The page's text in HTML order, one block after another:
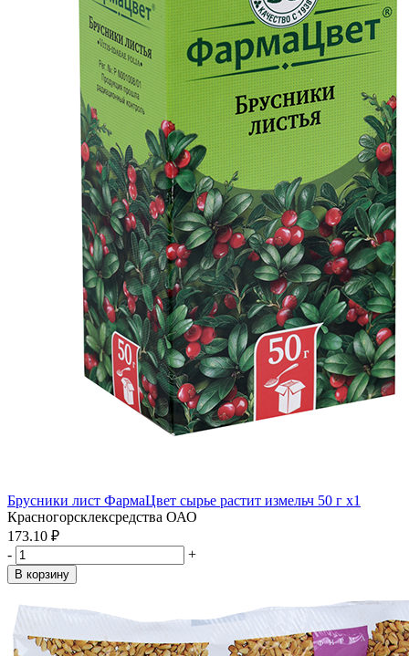
Брусники лист ФармаЦвет сырье растит измельч 50 г x1
Красногорсклексредства ОАО
173.10 ₽
-
+
В корзину